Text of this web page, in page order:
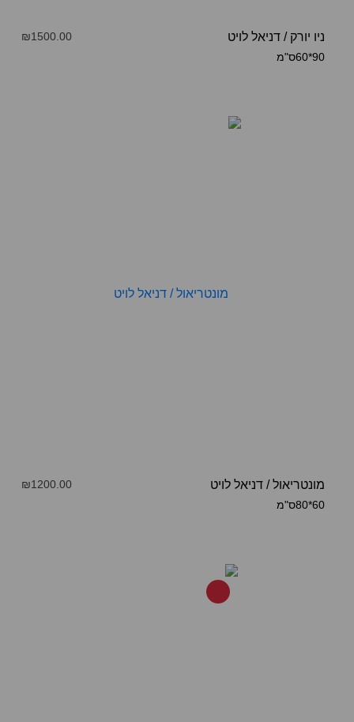
ניו יורק / דניאל לויט
90*60ס"מ
₪1500.00
מונטריאול/ דניאל לויט
60*80ס"מ
₪1200.00